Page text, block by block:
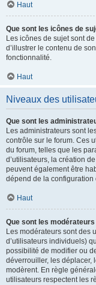
Haut
Que sont les icônes de
Les icônes de sujet sont
d’illustrer le contenu de
fonctionnalité.
Haut
Niveaux des
Que sont les
Les administrateurs sont
contrôle sur le forum. Ces
du forum, telles que les
d’utilisateurs, la création
peuvent également être
dépend de la configuration
Haut
Que sont les modérateurs
Les modérateurs sont des
d’utilisateurs individuels)
possibilité de modifier ou
déverrouiller, les déplacer,
modèrent. En règle
utilisateurs respectent les